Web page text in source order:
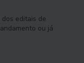
editais de
ou já